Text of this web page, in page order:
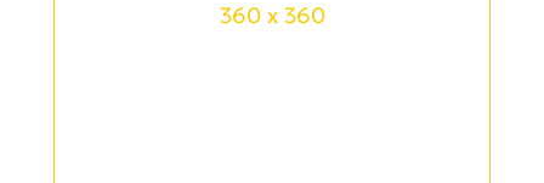
360 x 360